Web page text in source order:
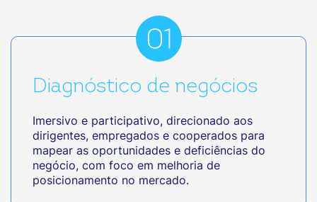
Diagnóstico de negócios
Imersivo e participativo, direcionado aos
dirigentes, empregados e cooperados para
mapear as oportunidades e deficiências do
negócio, com foco em melhoria de
posicionamento no mercado.